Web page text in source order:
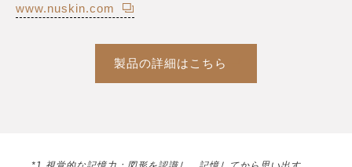
www.nuskin.com
製品の詳細はこちら